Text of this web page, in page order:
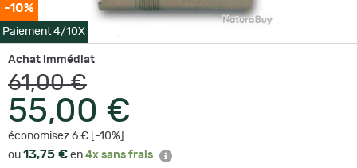
-10%
Paiement 4/10X
Achat immédiat
61,00 €
55,00 €
économisez 6 € [-10%]
ou 13,75 € en 4x sans frais